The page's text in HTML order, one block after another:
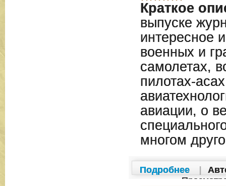
Краткое
выпуске
интересное
военных и
самолетах,
пилотах-
авиации, о
многом
Подробнее